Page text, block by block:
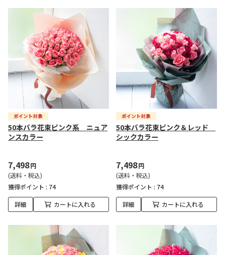
50本バラ花束ピンク系 ニュア
ンスカラー
7,498円
(送料・税込)
獲得ポイント : 74
詳細 カートに入れる
50本バラ花束ピンク＆レッド
シックカラー
7,498円
(送料・税込)
獲得ポイント : 74
詳細 カートに入れる